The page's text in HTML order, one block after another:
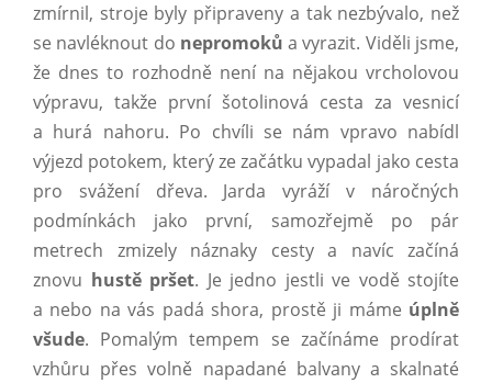
zmírnil, stroje byly připraveny a tak nezbývalo, než
se navléknout do nepromoků a vyrazit. Viděli jsme,
že dnes to rozhodně není na nějakou vrcholovou
výpravu, takže první šotolinová cesta za vesnicí
a hurá nahoru. Po chvíli se nám vpravo nabídl
výjezd potokem, který ze začátku vypadal jako cesta
pro svážení dřeva. Jarda vyráží v náročných
podmínkách jako první, samozřejmě po pár
metrech zmizely náznaky cesty a navíc začíná
znovu hustě pršet. Je jedno jestli ve vodě stojíte
a nebo na vás padá shora, prostě ji máme úplně
všude. Pomalým tempem se začínáme prodírat
vzhůru přes volně napadané balvany a skalnaté